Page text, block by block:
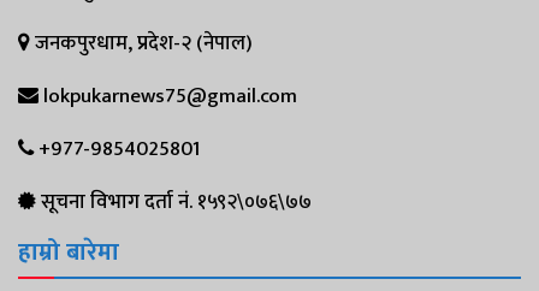
जनकपुरधाम, प्रदेश-२ (नेपाल)
lokpukarnews75@gmail.com
+977-9854025801
सूचना विभाग दर्ता नं. १५९२\०७६\७७
हाम्रो बारेमा